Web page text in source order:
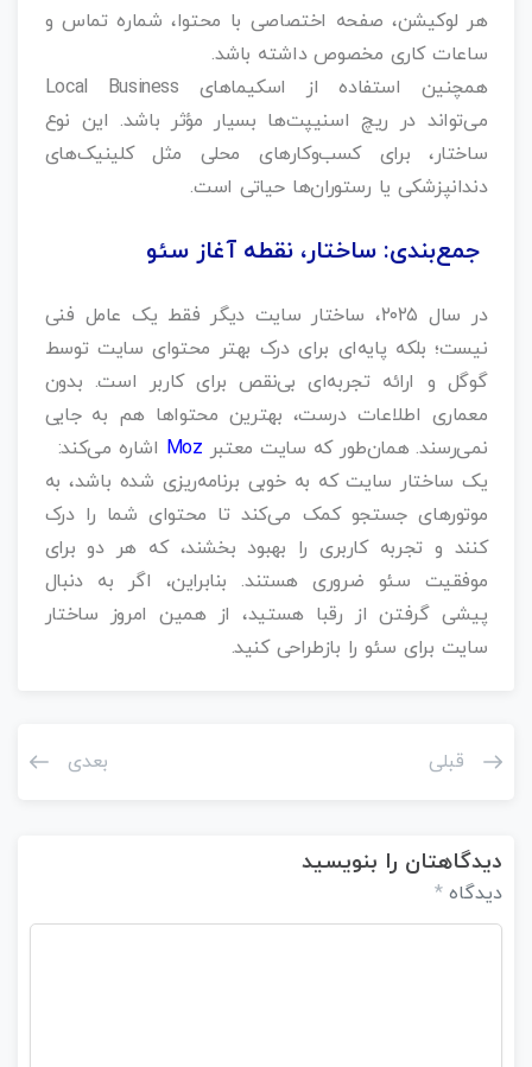
هر لوکیشن، صفحه اختصاصی با محتوا، شماره تماس و
ساعات کاری مخصوص داشته باشد.
همچنین استفاده از اسکیماهای Local Business
می‌تواند در ریچ اسنیپت‌ها بسیار مؤثر باشد. این نوع
ساختار، برای کسب‌وکارهای محلی مثل کلینیک‌های
دندانپزشکی یا رستوران‌ها حیاتی است.
جمع‌بندی: ساختار، نقطه آغاز سئو
در سال ۲۰۲۵، ساختار سایت دیگر فقط یک عامل فنی
نیست؛ بلکه پایه‌ای برای درک بهتر محتوای سایت توسط
گوگل و ارائه تجربه‌ای بی‌نقص برای کاربر است. بدون
معماری اطلاعات درست، بهترین محتواها هم به جایی
نمی‌رسند. همان‌طور که سایت معتبر Moz اشاره می‌کند:
یک ساختار سایت که به خوبی برنامه‌ریزی شده باشد، به
موتورهای جستجو کمک می‌کند تا محتوای شما را درک
کنند و تجربه کاربری را بهبود بخشند، که هر دو برای
موفقیت سئو ضروری هستند. بنابراین، اگر به دنبال
پیشی گرفتن از رقبا هستید، از همین امروز ساختار
سایت برای سئو را بازطراحی کنید.
قبلی بعدی
دیدگاهتان را بنویسید
دیدگاه *